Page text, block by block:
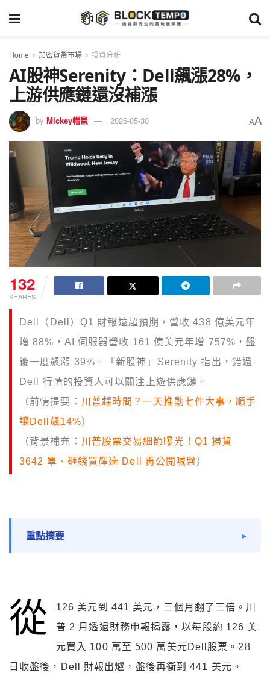
Home 加密貨幣市場 投資分析
AI股神Serenity：Dell飆漲28%，
上游供應鏈還沒補漲
by Mickey帽鼠 2026-05-30 AA
132
SHARES
Dell（Dell）Q1 財報遠超預期，營收 438 億美元年
增 88%，AI 伺服器營收 161 億美元年增 757%，盤
後一度飆漲 39%。「新股神」Serenity 指出，錯過
Dell 行情的投資人可以關注上遊供應鏈。
（前情提要： 川普趕時間？一天推動七件大事，順手
讓Dell飆14%）
（背景補充： 川普股票交易細節曝光！Q1 掃貨
3642 單、砸錢買輝達 Dell 再公開喊盤）
重點摘要
從
126 美元到 441 美元，三個月翻了三倍。川
普 2 月透過財務申報揭露，以每股約 126 美
元買入 100 萬至 500 萬美元Dell股票。28
日收盤後，Dell 財報出爐，盤後再衝到 441 美元。